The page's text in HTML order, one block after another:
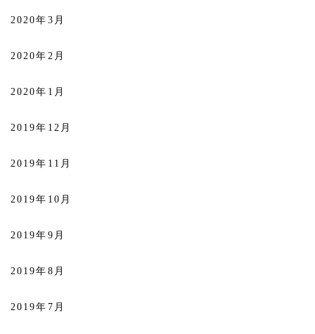
2020年3月
2020年2月
2020年1月
2019年12月
2019年11月
2019年10月
2019年9月
2019年8月
2019年7月